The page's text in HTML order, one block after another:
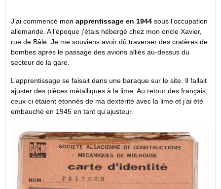
J’ai commencé mon apprentissage en 1944 sous l’occupation
allemande. A l’époque j’étais hébergé chez mon oncle Xavier,
rue de Bâle. Je me souviens avoir dû traverser des cratères de
bombes après le passage des avions alliés au-dessus du
secteur de la gare.
L’apprentissage se faisait dans une baraque sur le site. Il fallait
ajuster des pièces métalliques à la lime. Au retour des français,
ceux-ci étaient étonnés de ma dextérité avec la lime et j’ai été
embauché en 1945 en tant qu’ajusteur.